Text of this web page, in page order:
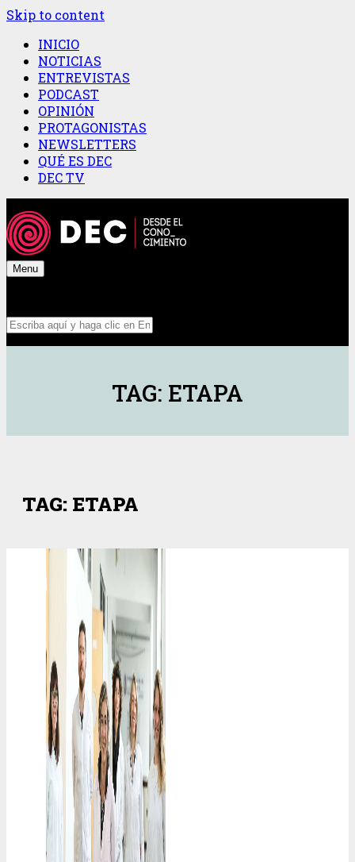
Skip to content
INICIO
NOTICIAS
ENTREVISTAS
PODCAST
OPINIÓN
PROTAGONISTAS
NEWSLETTERS
QUÉ ES DEC
DEC TV
Menu
TAG: ETAPA
TAG: ETAPA